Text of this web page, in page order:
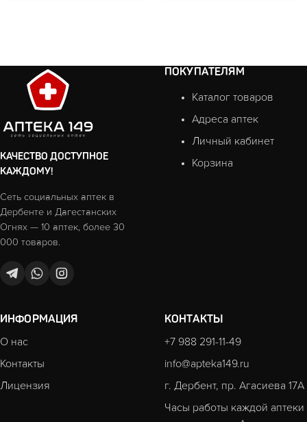
КАЧЕСТВО ДОСТУПНОЕ
КАЖДОМУ!
Сеть социальных аптек в
Дербенте и Дагестанских
Огнях — 10 аптек, более 30
000 товаров.
ПОКУПАТЕЛЯМ
Каталог товаров
Адреса аптек
Личный кабинет
Корзина
ИНФОРМАЦИЯ
О нас
Контакты
Лицензия
КОНТАКТЫ
+7 988 291-11-49
info@apteka149.ru
г. Дербент, пр. Агасиева 17А
Часы работы каждой аптеки